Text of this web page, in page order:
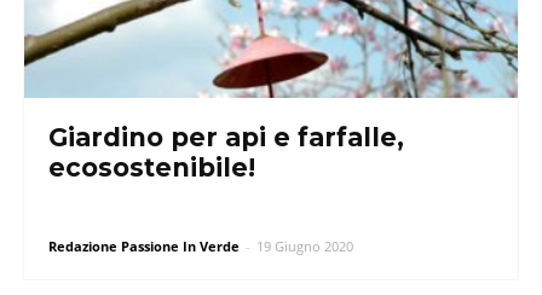
Giardino per api e farfalle,
ecosostenibile!
Redazione Passione In Verde - 19 Giugno 2020